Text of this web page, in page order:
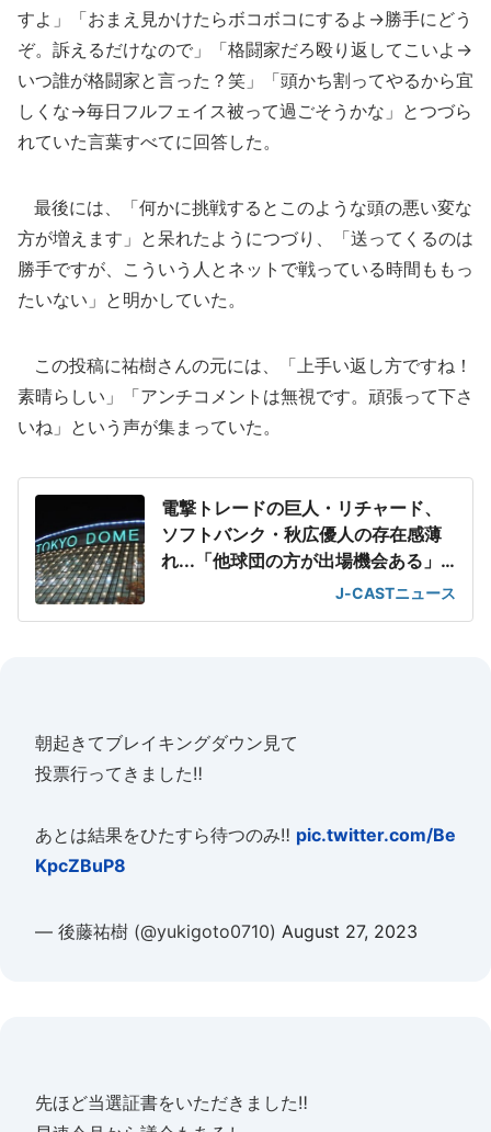
すよ」「おまえ見かけたらボコボコにするよ→勝手にどう
ぞ。訴えるだけなので」「格闘家だろ殴り返してこいよ→
いつ誰が格闘家と言った？笑」「頭かち割ってやるから宜
しくな→毎日フルフェイス被って過ごそうかな」とつづら
れていた言葉すべてに回答した。
最後には、「何かに挑戦するとこのような頭の悪い変な
方が増えます」と呆れたようにつづり、「送ってくるのは
勝手ですが、こういう人とネットで戦っている時間ももっ
たいない」と明かしていた。
この投稿に祐樹さんの元には、「上手い返し方ですね！
素晴らしい」「アンチコメントは無視です。頑張って下さ
いね」という声が集まっていた。
電撃トレードの巨人・リチャード、
ソフトバンク・秋広優人の存在感薄
れ...「他球団の方が出場機会ある」
J-CASTニュース
朝起きてブレイキングダウン見て
投票行ってきました‼️
あとは結果をひたすら待つのみ‼️ pic.twitter.com/Be
KpcZBuP8
— 後藤祐樹 (@yukigoto0710) August 27, 2023
先ほど当選証書をいただきました‼️